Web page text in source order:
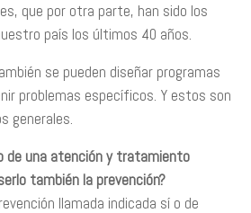
que por otra parte, han sido los
país los últimos 40 años.
se pueden diseñar programas
problemas específicos. Y estos son
generales.
de una atención y tratamiento
también la prevención?
llamada indicada sí o de